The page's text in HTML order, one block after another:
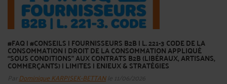
#FAQ | #CONSEILS | FOURNISSEURS B2B | L. 221-3 CODE DE LA
CONSOMMATION | DROIT DE LA CONSOMMATION APPLIQUÉ
“SOUS CONDITIONS” AUX CONTRATS B2B (LIBÉRAUX, ARTISANS,
COMMERÇANTS) | LIMITES | ENJEUX & STRATÉGIES
Par Dominique KARPISEK-BETTANle 11/06/2026